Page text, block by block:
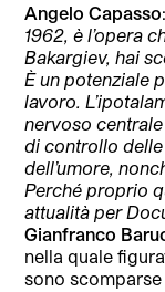
Angelo Capasso
1962, è l’opera
Bakargiev, hai
È un potenziale
lavoro.
nervoso
di controllo delle
dell’umore,
Perché proprio
attualità per
Gianfranco
nella quale
sono